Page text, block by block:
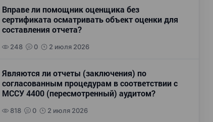
Вправе ли помощник оценщика без
сертификата осматривать объект оценки для
составления отчета?
248 0 2 июля 2026
Являются ли отчеты (заключения) по
согласованным процедурам в соответствии с
МССУ 4400 (пересмотренный) аудитом?
818 0 2 июля 2026